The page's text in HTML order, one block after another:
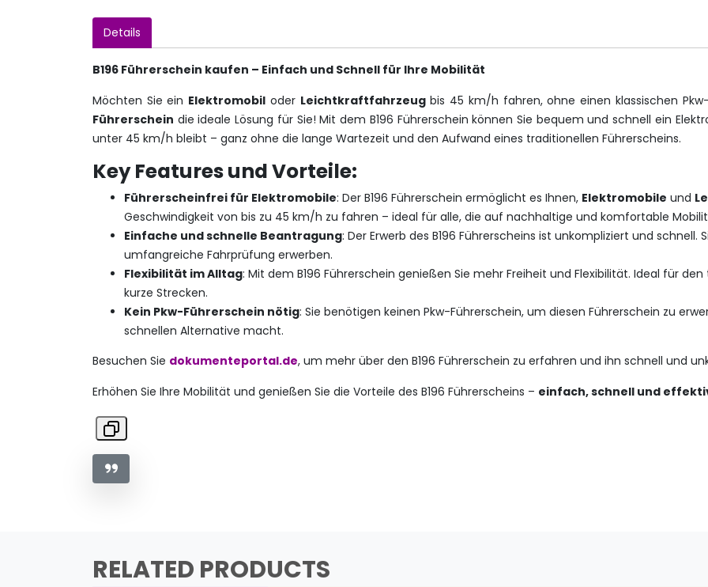
Details
B196 Führerschein kaufen – Einfach und Schnell für Ihre Mobilität
Möchten Sie ein Elektromobil oder Leichtkraftfahrzeugbis 45 km/h fahren, ohne einen klassischen
Führerschein die ideale Lösung für Sie! Mit dem B196 Führerschein können Sie bequem und schnell ein
unter 45 km/h bleibt – ganz ohne die lange Wartezeit und den Aufwand eines traditionellen Führerscheins.
Key Features und Vorteile:
Führerscheinfrei für Elektromobile: Der B196 Führerschein ermöglicht es Ihnen, Elektromobile und
Geschwindigkeit von bis zu 45 km/h zu fahren – ideal für alle, die auf nachhaltige und komfortable
Einfache und schnelle Beantragung: Der Erwerb des B196 Führerscheins ist unkompliziert und
umfangreiche Fahrprüfung erwerben.
Flexibilität im Alltag: Mit dem B196 Führerschein genießen Sie mehr Freiheit und Flexibilität. Ideal für
kurze Strecken.
Kein Pkw-Führerschein nötig: Sie benötigen keinen Pkw-Führerschein, um diesen Führerschein zu
schnellen Alternative macht.
Besuchen Sie dokumenteportal.de, um mehr über den B196 Führerschein zu erfahren und ihn schnell und
Erhöhen Sie Ihre Mobilität und genießen Sie die Vorteile des B196 Führerscheins – einfach, schnell und
RELATED PRODUCTS